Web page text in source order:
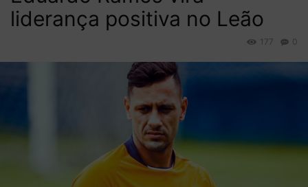
liderança positiva no Leão
0
177